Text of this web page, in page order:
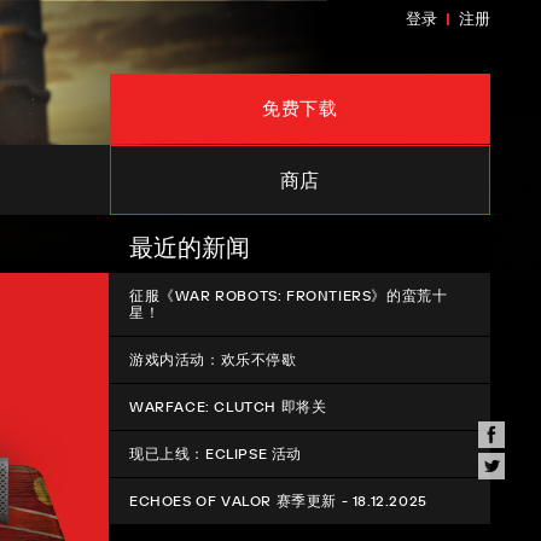
登录 注册
免费下载
商店
最近的新闻
征服《WAR ROBOTS: FRONTIERS》的蛮荒十
星！
游戏内活动：欢乐不停歇
WARFACE: CLUTCH 即将关
现已上线：ECLIPSE 活动
ECHOES OF VALOR 赛季更新 - 18.12.2025